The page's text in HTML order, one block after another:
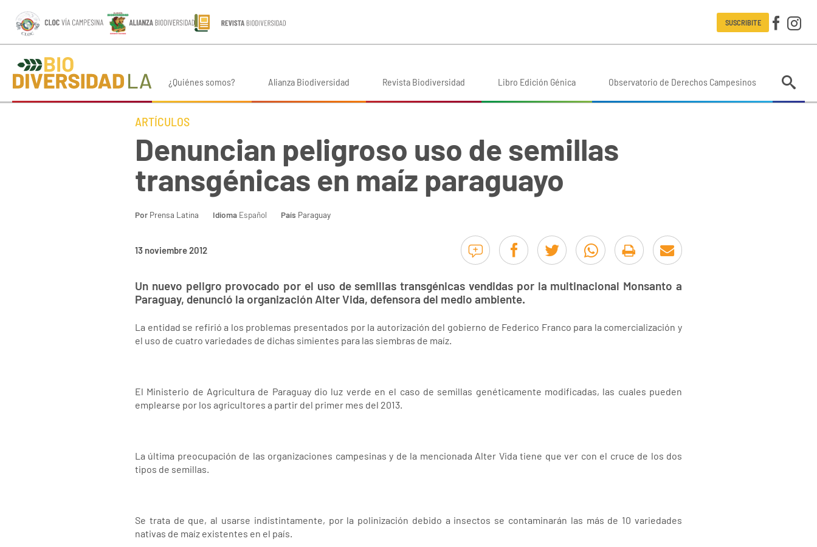
SUSCRIBITE
¿Quiénes somos? Alianza Biodiversidad Revista Biodiversidad Libro Edición Génica Observatorio de Derechos Campesinos
ARTÍCULOS
Denuncian peligroso uso de semillas
transgénicas en maíz paraguayo
Por Prensa Latina Idioma Español País Paraguay
13 noviembre 2012
Un nuevo peligro provocado por el uso de semillas transgénicas vendidas por la multinacional Monsanto a
Paraguay, denunció la organización Alter Vida, defensora del medio ambiente.
La entidad se refirió a los problemas presentados por la autorización del gobierno de Federico Franco para la comercialización y
el uso de cuatro variedades de dichas simientes para las siembras de maíz.
El Ministerio de Agricultura de Paraguay dio luz verde en el caso de semillas genéticamente modificadas, las cuales pueden
emplearse por los agricultores a partir del primer mes del 2013.
La última preocupación de las organizaciones campesinas y de la mencionada Alter Vida tiene que ver con el cruce de los dos
tipos de semillas.
Se trata de que, al usarse indistintamente, por la polinización debido a insectos se contaminarán las más de 10 variedades
nativas de maíz existentes en el país.